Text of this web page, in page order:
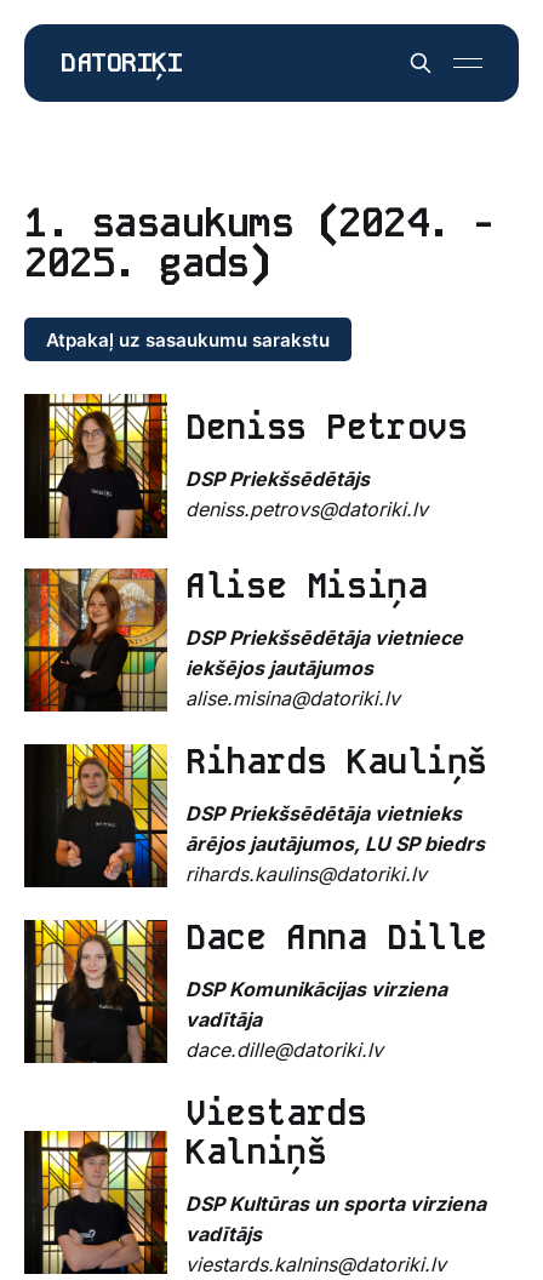
DATORIĶI
1. sasaukums (2024. -
2025. gads)
Atpakaļ uz sasaukumu sarakstu
Deniss Petrovs
DSP Priekšsēdētājs
deniss.petrovs@datoriki.lv
Alise Misiņa
DSP Priekšsēdētāja vietniece
iekšējos jautājumos
alise.misina@datoriki.lv
Rihards Kauliņš
DSP Priekšsēdētāja vietnieks
ārējos jautājumos, LU SP biedrs
rihards.kaulins@datoriki.lv
Dace Anna Dille
DSP Komunikācijas virziena
vadītāja
dace.dille@datoriki.lv
Viestards
Kalniņš
DSP Kultūras un sporta virziena
vadītājs
viestards.kalnins@datoriki.lv